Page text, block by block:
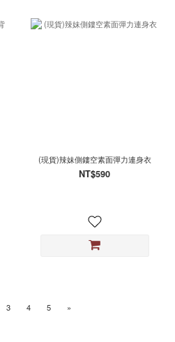
(現貨)辣妹側鏤空素面彈力連身衣
NT$590
3 4 5 »